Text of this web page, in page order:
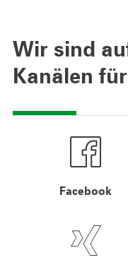
Wir sind
Kanälen
Facebook